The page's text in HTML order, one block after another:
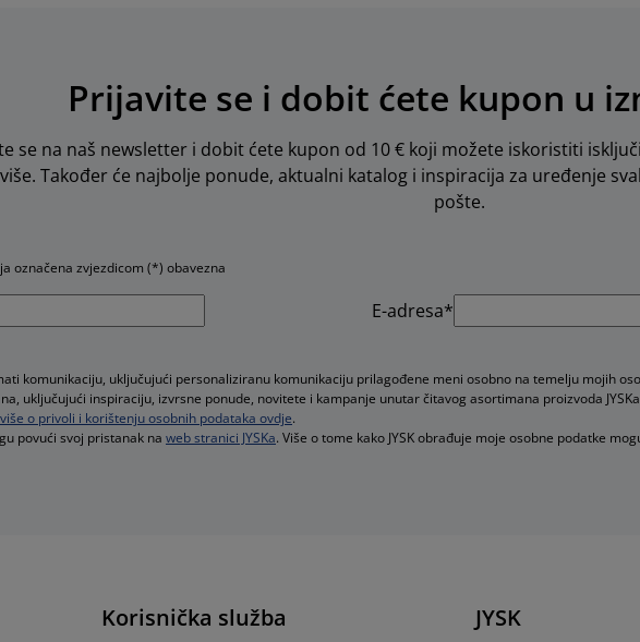
Prijavite se i dobit ćete kupon u
se na naš newsletter i dobit ćete kupon od 10 € koji možete iskoristiti
Također će najbolje ponude, aktualni katalog i inspiracija za uređenje
pošte.
označena zvjezdicom (*) obavezna
E-adresa*
komunikaciju, uključujući personaliziranu komunikaciju prilagođene meni osobno na temelju mojih
uključujući inspiraciju, izvrsne ponude, novitete i kampanje unutar čitavog asortimana proizvoda
o privoli i korištenju osobnih podataka ovdje.
povući svoj pristanak na web stranici JYSKa. Više o tome kako JYSK obrađuje moje osobne podatke
Korisnička služba JYSK